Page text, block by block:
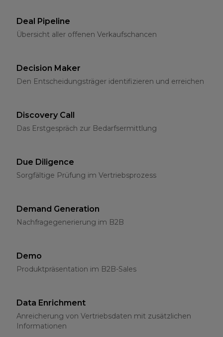
Deal Pipeline
Übersicht aller offenen Verkaufschancen
Decision Maker
Den Entscheidungsträger identifizieren und erreichen
Discovery Call
Das Erstgespräch zur Bedarfsermittlung
Due Diligence
Sorgfältige Prüfung im Vertriebsprozess
Demand Generation
Nachfragegenerierung im B2B
Demo
Produktpräsentation im B2B-Sales
Data Enrichment
Anreicherung von Vertriebsdaten mit zusätzlichen
Informationen